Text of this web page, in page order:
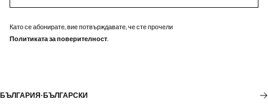
Като се абонирате, вие потвърждавате, че сте прочели
Политиката за поверителност.
БЪЛГАРИЯ·БЪЛГАРСКИ